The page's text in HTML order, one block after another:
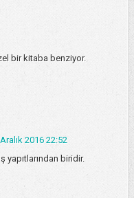
bir kitaba benziyor.
2016 22:52
yapıtlarından biridir.